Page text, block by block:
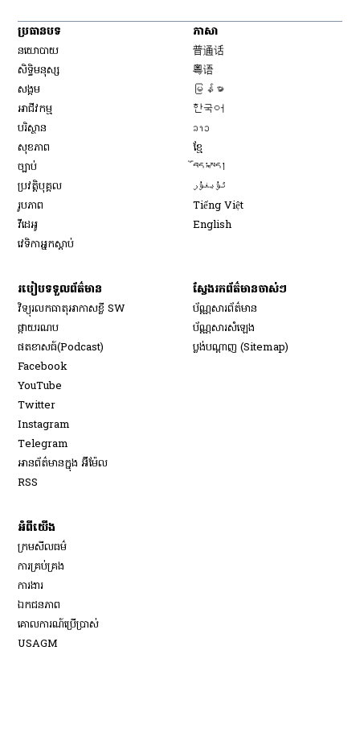
ប្រធានបទ
នយោបាយ
សិទ្ធិ​មនុស្ស
សង្គម
អាជីវកម្ម
បរិស្ថាន
សុខភាព
ច្បាប់
ប្រវត្តិបុគ្គល
រូបភាព
វីដេអូ
វេទិកា​អ្នក​ស្ដាប់
ភាសា
普通话
粤语
မြန်မာ
한국어
ລາວ
ខ្មែ
བོད་སྐད།
ئۇيغۇر
Tiếng Việt
English
របៀប​ទទួល​ព័ត៌មាន​
វិទ្យុ​រលក​ធាតុអាកាស​ខ្លី SW
​ផ្កាយ​រណប
​ផតខាសធ៍(Podcast)
Facebook
YouTube
Twitter
Instagram
Telegram
អានព័ត៌មានក្នុង អ៊ីម៉ែល
RSS
ស្វែងរកព័ត៌មានចាស់ៗ
ប័ណ្ណសារ​ព័ត៌មាន​
ប័ណ្ណសារ​សំឡេង
ប្លង់បណ្តាញ (Sitemap)
អំពីយើង
ក្រមសីលធម៌
ការគ្រប់គ្រង
ការងារ
ឯកជនភាព
គោលការណ៍ប្រើប្រាស់
USAGM